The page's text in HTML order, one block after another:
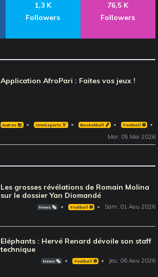
1,3 K
Followers
76,5 K
Followers
Application AfroPari : Faites vos jeux !
Autres 🎽 Omnisports 🏅 Basketball 🏀 Football ⚽️
Mar, 05 Mai 2026
Les grosses révélations de Romain Molina
sur le dossier Yan Diomandé
News 🗞️ Football ⚽️ Sam, 01 Aou 2026
Eléphants : Hervé Renard dévoile son staff
technique
News 🗞️ Football ⚽️ Jeu, 06 Aou 2026